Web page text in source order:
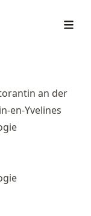
an der
en-Yvelines